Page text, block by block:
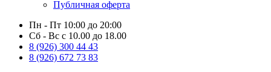
Публичная оферта
Пн - Пт 10:00 до 20:00
Сб - Вс с 10.00 до 18.00
8 (926) 300 44 43
8 (926) 672 73 83